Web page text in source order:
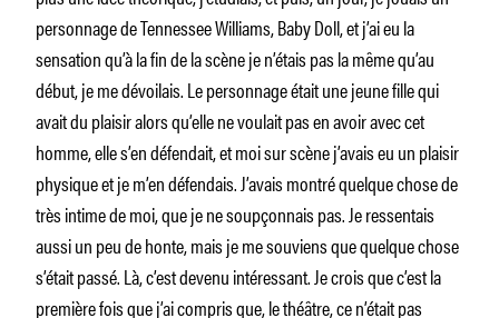
personnage de Tennessee Williams, Baby Doll, et j’ai eu la
sensation qu’à la fin de la scène je n’étais pas la même qu’au
début, je me dévoilais. Le personnage était une jeune fille qui
avait du plaisir alors qu’elle ne voulait pas en avoir avec cet
homme, elle s’en défendait, et moi sur scène j’avais eu un plaisir
physique et je m’en défendais. J’avais montré quelque chose de
très intime de moi, que je ne soupçonnais pas. Je ressentais
aussi un peu de honte, mais je me souviens que quelque chose
s’était passé. Là, c’est devenu intéressant. Je crois que c’est la
première fois que j’ai compris que, le théâtre, ce n’était pas